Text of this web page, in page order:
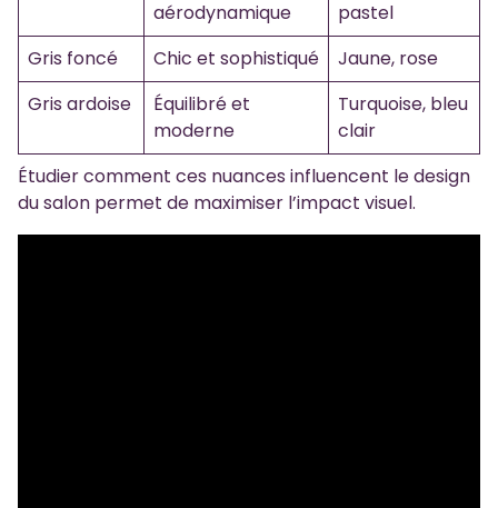
aérodynamique
pastel
Gris foncé
Chic et sophistiqué
Jaune, rose
Gris ardoise
Équilibré et
moderne
Turquoise, bleu
clair
Étudier comment ces nuances influencent le design
du salon permet de maximiser l’impact visuel.